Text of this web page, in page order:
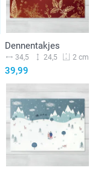
Dennentakjes
34,5 24,5 2 cm
39,99